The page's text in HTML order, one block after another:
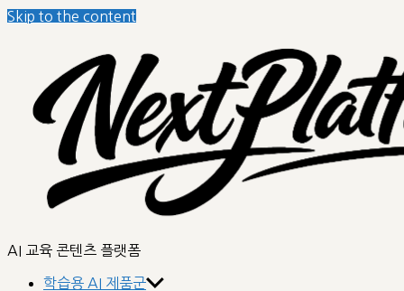
Skip to the content
nextplatform
AI 교육 콘텐츠 플랫폼
학습용 AI 제품군